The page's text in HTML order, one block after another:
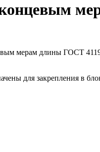
для закрепления в